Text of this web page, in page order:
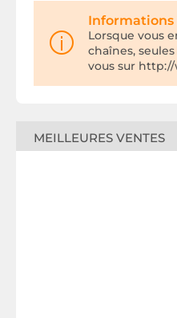
Informations
Lorsque vous
chaînes,
vous sur
MEILLEURES VENTES